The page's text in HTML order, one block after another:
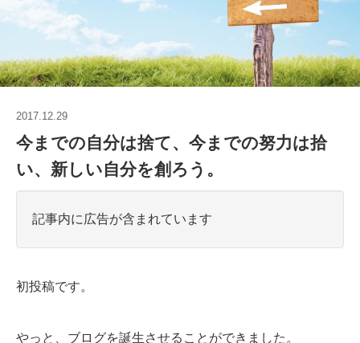
2017.12.29
今までの自分は捨て、今までの努力は拾
い、新しい自分を創ろう。
記事内に広告が含まれています
初投稿です。
やっと、ブログを誕生させることができました。